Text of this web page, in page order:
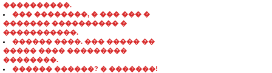
����������.
��� ��������, � ��� ��� �
������� ���������� �
�����������.
������ ����. ��� ����� ��
����� ���� ���������
��������.
������ ������? � �������!